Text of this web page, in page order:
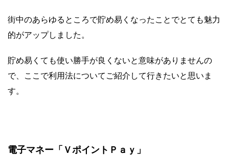
街中のあらゆるところで貯め易くなったことでとても魅力
的がアップしました。
貯め易くても使い勝手が良くないと意味がありませんの
で、ここで利用法についてご紹介して行きたいと思いま
す。
電子マネー「ＶポイントＰａｙ」